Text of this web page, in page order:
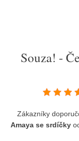
Souza! -
Zákazníky
Amaya se srdíčky